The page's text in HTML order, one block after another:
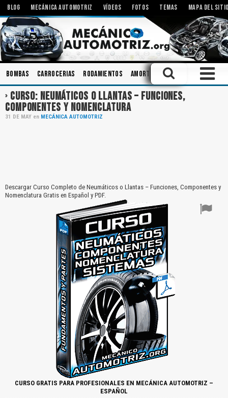
BLOG MECÁNICA AUTOMOTRIZ VÍDEOS FOTOS TEMAS MAPA DEL
Bombas Carrocerias Rodamientos Amortiguadores Motores
CURSO: NEUMÁTICOS O LLANTAS – FUNCIONES,
COMPONENTES Y NOMENCLATURA
31 DE MAY en MECÁNICA AUTOMOTRIZ
Descargar Curso Completo de Neumáticos o Llantas – Funciones, Componentes y
Nomenclatura Gratis en Español y PDF.
CURSO GRATIS PARA PROFESIONALES EN MECÁNICA AUTOMOTRIZ –
ESPAÑOL